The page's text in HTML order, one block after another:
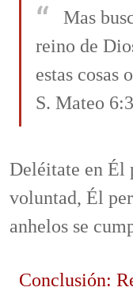
Mas
reino de
estas cosas
S. Mateo
Deléitate en Él
voluntad, Él
anhelos se
Conclusión: